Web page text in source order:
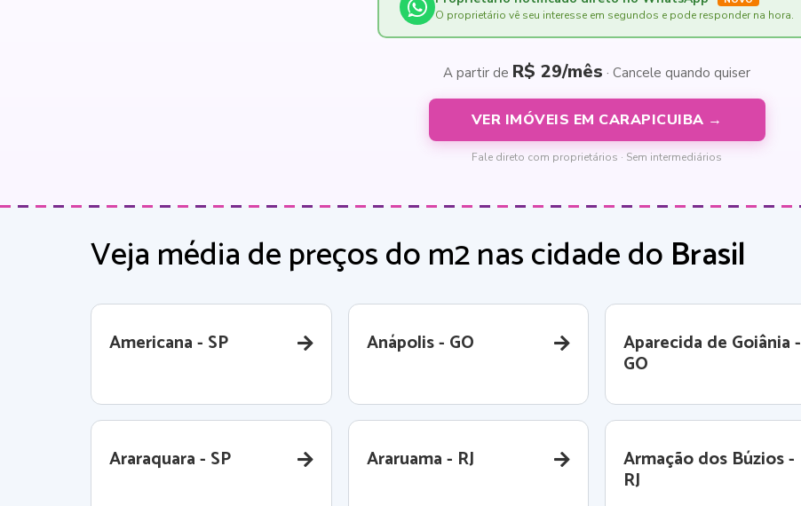
O proprietário vê seu interesse em segundos e pode responder na hora.
A partir de R$ 29/mês · Cancele quando quiser
VER IMÓVEIS EM CARAPICUIBA →
Fale direto com proprietários · Sem intermediários
Veja média de preços do m2 nas cidade do Brasil
Americana - SP Anápolis - GO Aparecida de Goiânia -
GO
Araraquara - SP Araruama - RJ Armação dos Búzios -
RJ